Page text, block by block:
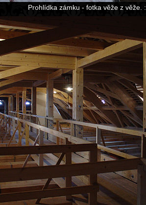
Prohlídka zámku - fotka věže z věže.